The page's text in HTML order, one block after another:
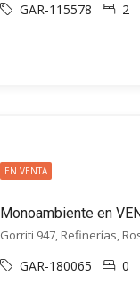
GAR-115578 2
EN VENTA
Gorriti 947, Refinerías,
GAR-180065 0